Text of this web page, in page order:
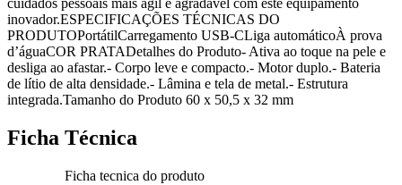
cuidados pessoais mais ágil e agradável com este equipamento
inovador.ESPECIFICAÇÕES TÉCNICAS DO
PRODUTOPortátilCarregamento USB-CLiga automáticoÀ prova
d’águaCOR PRATADetalhes do Produto- Ativa ao toque na pele e
desliga ao afastar.- Corpo leve e compacto.- Motor duplo.- Bateria
de lítio de alta densidade.- Lâmina e tela de metal.- Estrutura
integrada.Tamanho do Produto 60 x 50,5 x 32 mm
Ficha Técnica
Ficha tecnica do produto